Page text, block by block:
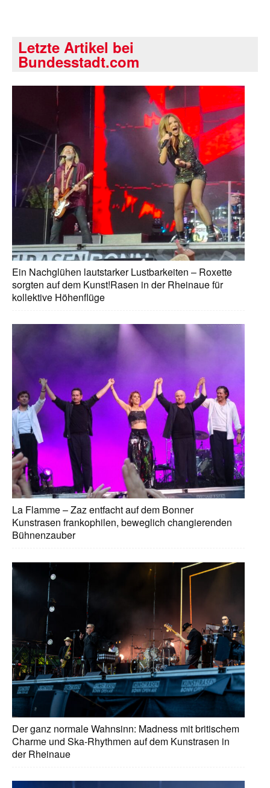
Letzte Artikel bei
Bundesstadt.com
Ein Nachglühen lautstarker Lustbarkeiten – Roxette
sorgten auf dem Kunst!Rasen in der Rheinaue für
kollektive Höhenflüge
La Flamme – Zaz entfacht auf dem Bonner
Kunstrasen frankophilen, beweglich changierenden
Bühnenzauber
Der ganz normale Wahnsinn: Madness mit britischem
Charme und Ska-Rhythmen auf dem Kunstrasen in
der Rheinaue